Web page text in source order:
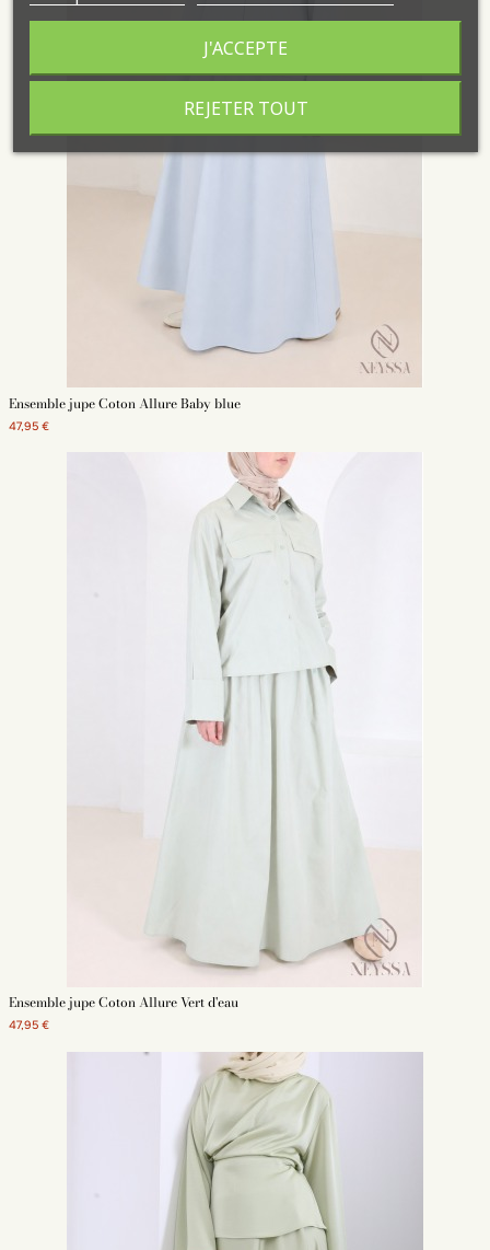
Ensemble jupe Coton Allure Baby blue
47,95 €
Ensemble jupe Coton Allure Vert d'eau
47,95 €
REJETER TOUT
J'ACCEPTE